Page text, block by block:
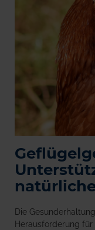
Die
Herausforderung